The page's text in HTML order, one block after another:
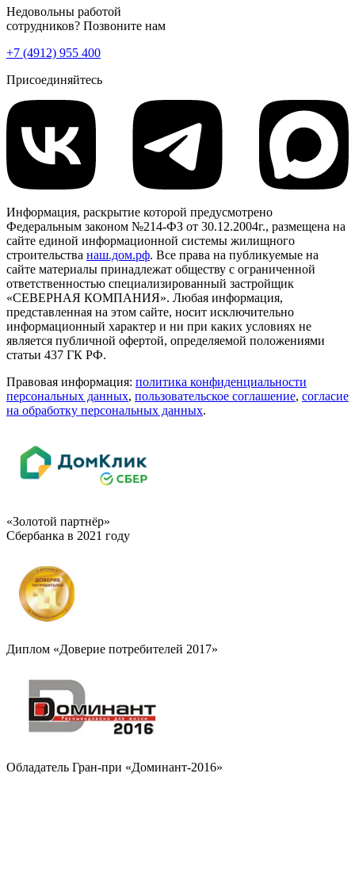
Недовольны работой
сотрудников? Позвоните нам
+7 (4912) 955 400
Присоединяйтесь
Информация, раскрытие которой предусмотрено
Федеральным законом №214-ФЗ от 30.12.2004г., размещена на
сайте единой информационной системы жилищного
строительства наш.дом.рф. Все права на публикуемые на
сайте материалы принадлежат обществу с ограниченной
ответственностью специализированный застройщик
«СЕВЕРНАЯ КОМПАНИЯ». Любая информация,
представленная на этом сайте, носит исключительно
информационный характер и ни при каких условиях не
является публичной офертой, определяемой положениями
статьи 437 ГК РФ.
Правовая информация: политика конфиденциальности
персональных данных, пользовательское cоглашение, cогласие
на обработку персональных данных.
«Золотой партнёр»
Сбербанка в 2021 году
Диплом «Доверие потребителей 2017»
Обладатель Гран-при «Доминант-2016»